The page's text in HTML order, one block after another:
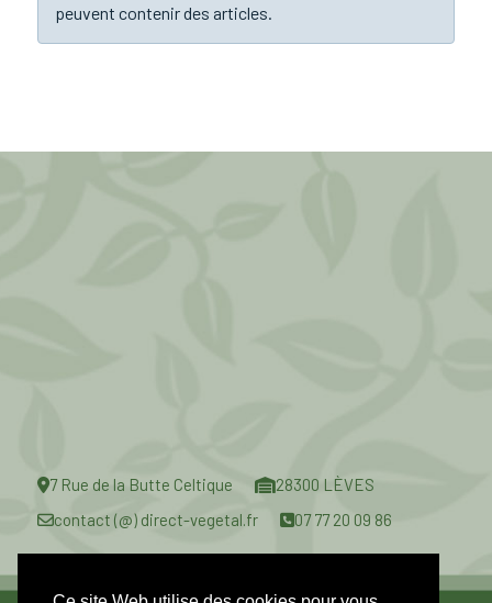
peuvent contenir des articles.
7 Rue de la Butte Celtique
28300 LÈVES
contact (@) direct-vegetal.fr
07 77 20 09 86